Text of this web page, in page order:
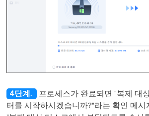
4단계.
프로세스가 완료되면 "복제 대
터를 시작하시겠습니까?"라는 확인 메시